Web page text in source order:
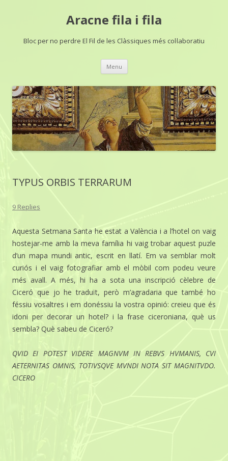
Aracne fila i fila
Bloc per no perdre El Fil de les Clàssiques més col·laboratiu
Menu Skip
TYPUS ORBIS TERRARUM
9 Replies
Aquesta Setmana Santa he estat a València i a l’hotel on vaig
hostejar-me amb la meva família hi vaig trobar aquest puzle
d’un mapa mundi antic, escrit en llatí. Em va semblar molt
curiós i el vaig fotografiar amb el mòbil com podeu veure
més avall. A més, hi ha a sota una inscripció cèlebre de
Ciceró que jo he traduït, però m’agradaria que també ho
féssiu vosaltres i em donéssiu la vostra opinió: creieu que és
idoni per decorar un hotel? i la frase ciceroniana, què us
sembla? Què sabeu de Ciceró?
QVID EI POTEST VIDERE MAGNVM IN REBVS HVMANIS, CVI
AETERNITAS OMNIS, TOTIVSQVE MVNDI NOTA SIT MAGNITVDO.
CICERO